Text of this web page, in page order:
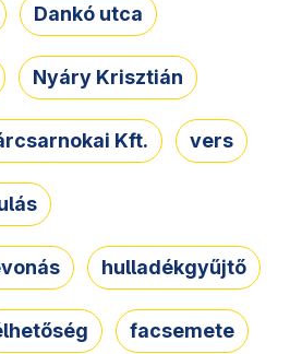
Dankó utca
Nyáry Krisztián
Kft. vers
hulladékgyűjtő
facsemete